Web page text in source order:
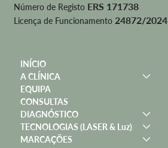
Número de Registo ERS 171738
Licença de Funcionamento 24872/2024
INÍCIO
A CLÍNICA
EQUIPA
CONSULTAS
DIAGNÓSTICO
TECNOLOGIAS (LASER & Luz)
MARCAÇÕES